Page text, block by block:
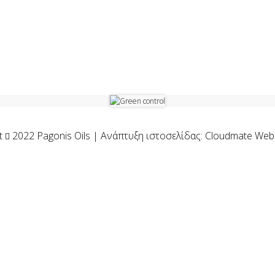
2022 Pagonis Oils |Ανάπτυξη ιστοσελίδας: Cloudmate